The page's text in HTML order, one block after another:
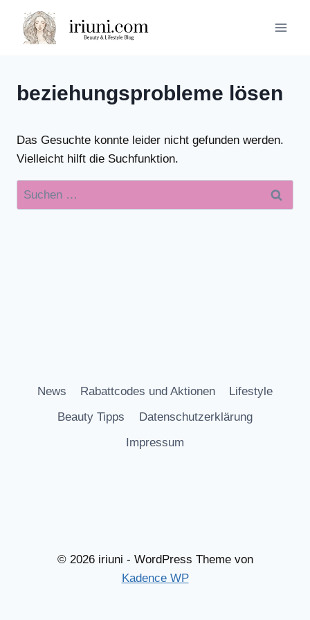
Inhalt
springen
beziehungsprobleme lösen
Das Gesuchte konnte leider nicht gefunden werden.
Vielleicht hilft die Suchfunktion.
Suchen
nach:
News Rabattcodes und Aktionen
Lifestyle
Beauty Tipps
Datenschutzerklärung
Impressum
© 2026 iriuni - WordPress Theme von
Kadence WP